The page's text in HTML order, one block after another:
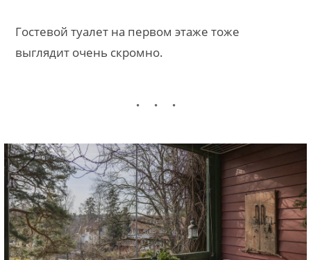
Гостевой туалет на первом этаже тоже
выглядит очень скромно.